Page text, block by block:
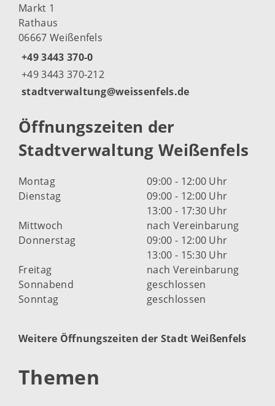
Markt 1
Rathaus
06667 Weißenfels
+49 3443 370-0
+49 3443 370-212
stadtverwaltung@weissenfels.de
Öffnungszeiten der
Stadtverwaltung Weißenfels
Montag
09:00 - 12:00 Uhr
Dienstag
09:00 - 12:00 Uhr
13:00 - 17:30 Uhr
Mittwoch
nach Vereinbarung
Donnerstag
09:00 - 12:00 Uhr
13:00 - 15:30 Uhr
Freitag
nach Vereinbarung
Sonnabend
geschlossen
Sonntag
geschlossen
Weitere Öffnungszeiten der Stadt Weißenfels
Themen